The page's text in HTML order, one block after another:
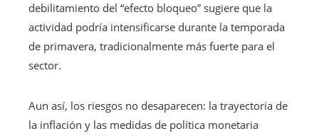
debilitamiento del “efecto bloqueo” sugiere que la
actividad podría intensificarse durante la temporada
de primavera, tradicionalmente más fuerte para el
sector.
Aun así, los riesgos no desaparecen: la trayectoria de
la inflación y las medidas de política monetaria